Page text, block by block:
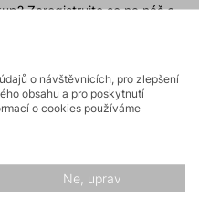
Zaregistrujte se na náš e-
novinek při registraci.
zimních nebo
běžecké lyžování,
o návštěvnících, pro zlepšení
obsahu a pro poskytnutí
o cookies používáme
Ne, uprav